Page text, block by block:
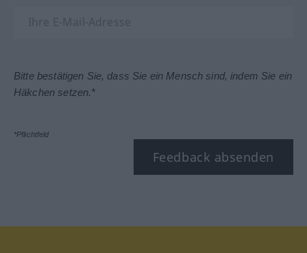
Bitte bestätigen Sie, dass Sie ein Mensch sind, indem Sie ein
Häkchen setzen.*
*Pflichtfeld
Feedback absenden